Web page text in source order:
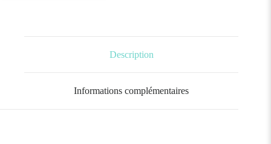
Description
Informations complémentaires